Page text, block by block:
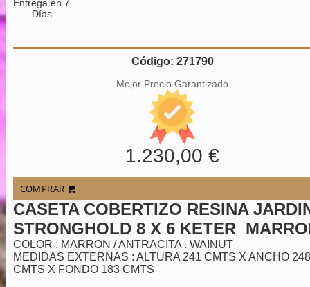
Entrega en 7
Días
Código: 271790
Mejor Precio Garantizado
1.230,00 €
COMPRAR
CASETA COBERTIZO RESINA
STRONGHOLD 8 X 6 KETER
COLOR : MARRON / ANTRACITA . WAINUT
MEDIDAS EXTERNAS : ALTURA 241 CMTS X ANCHO 248
CMTS X FONDO 183 CMTS